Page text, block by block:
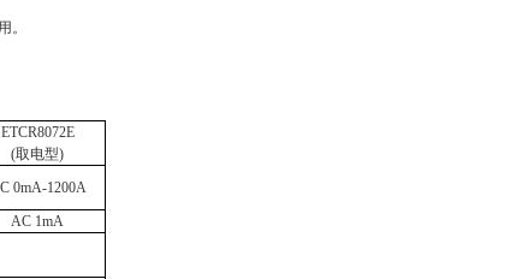
。
ETCR8072E
(取电型)
0mA-1200A
AC 1mA